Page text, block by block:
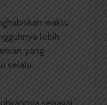
waktu
lebih
yang
selalu